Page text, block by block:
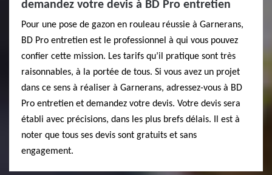
demandez votre devis à BD Pro entretien
Pour une pose de gazon en rouleau réussie à Garnerans,
BD Pro entretien est le professionnel à qui vous pouvez
confier cette mission. Les tarifs qu’il pratique sont très
raisonnables, à la portée de tous. Si vous avez un projet
dans ce sens à réaliser à Garnerans, adressez-vous à BD
Pro entretien et demandez votre devis. Votre devis sera
établi avec précisions, dans les plus brefs délais. Il est à
noter que tous ses devis sont gratuits et sans
engagement.